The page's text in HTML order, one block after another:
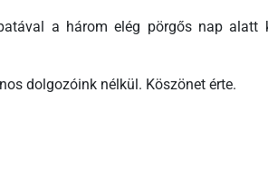
a három elég pörgős nap alatt
dolgozóink nélkül. Köszönet érte.